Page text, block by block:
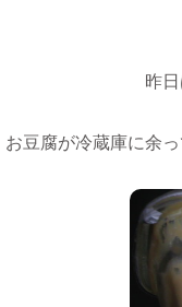
昨
お豆腐が冷蔵庫に余